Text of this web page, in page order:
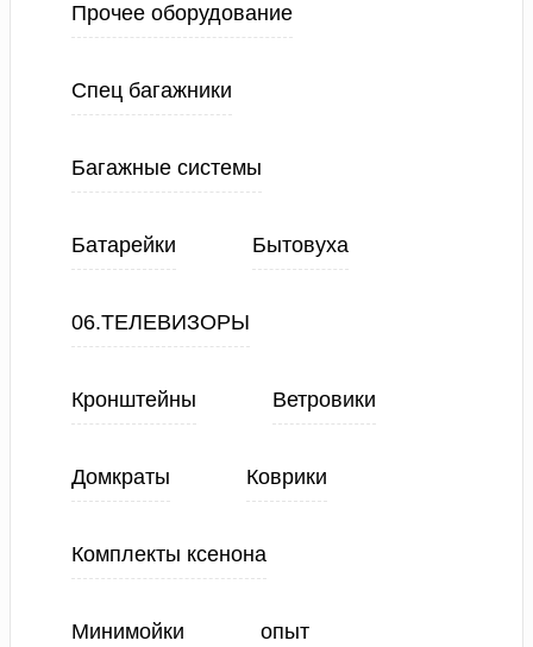
Прочее оборудование
Спец багажники
Багажные системы
Батарейки Бытовуха
06.ТЕЛЕВИЗОРЫ
Кронштейны Ветровики
Домкраты Коврики
Комплекты ксенона
Минимойки опыт